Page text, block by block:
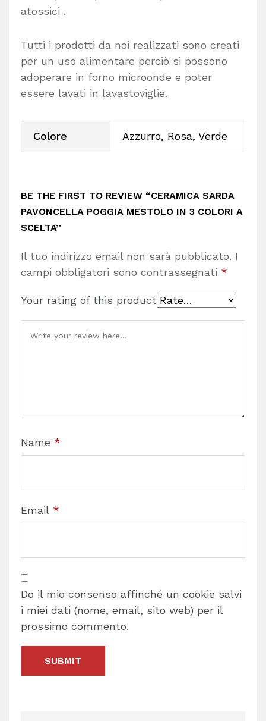
atossici .
Tutti i prodotti da noi realizzati sono creati
per un uso alimentare perciò si possono
adoperare in forno microonde e poter
essere lavati in lavastoviglie.
Colore Azzurro, Rosa, Verde
BE THE FIRST TO REVIEW “CERAMICA SARDA
PAVONCELLA POGGIA MESTOLO IN 3 COLORI A
SCELTA”
Il tuo indirizzo email non sarà pubblicato. I
campi obbligatori sono contrassegnati *
Your rating of this product
Name *
Email *
Do il mio consenso affinché un cookie salvi
i miei dati (nome, email, sito web) per il
prossimo commento.